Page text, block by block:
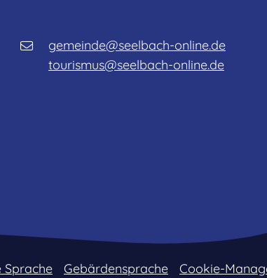
gemeinde@seelbach-online.de
tourismus@seelbach-online.de
Sprache Gebärdensprache Cookie-